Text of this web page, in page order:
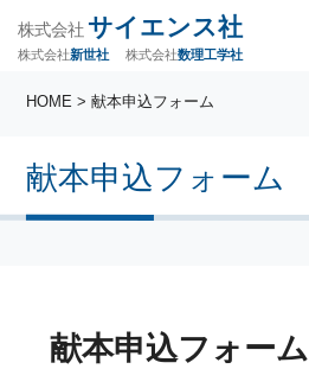
株式会社 サイエンス社
株式会社新世社 株式会社数理工学社
献本申込フォーム
HOME > 献本申込フォーム
献本申込フォーム